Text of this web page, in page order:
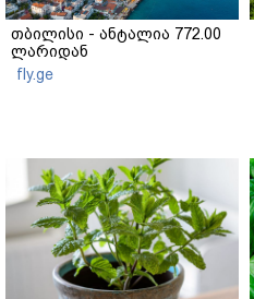
თბილისი - ანტალია 772.00
ლარიდან
fly.ge